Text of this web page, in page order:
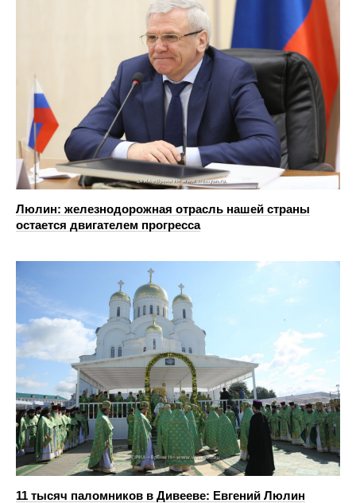
Люлин: железнодорожная отрасль нашей страны
остается двигателем прогресса
11 тысяч паломников в Дивееве: Евгений Люлин